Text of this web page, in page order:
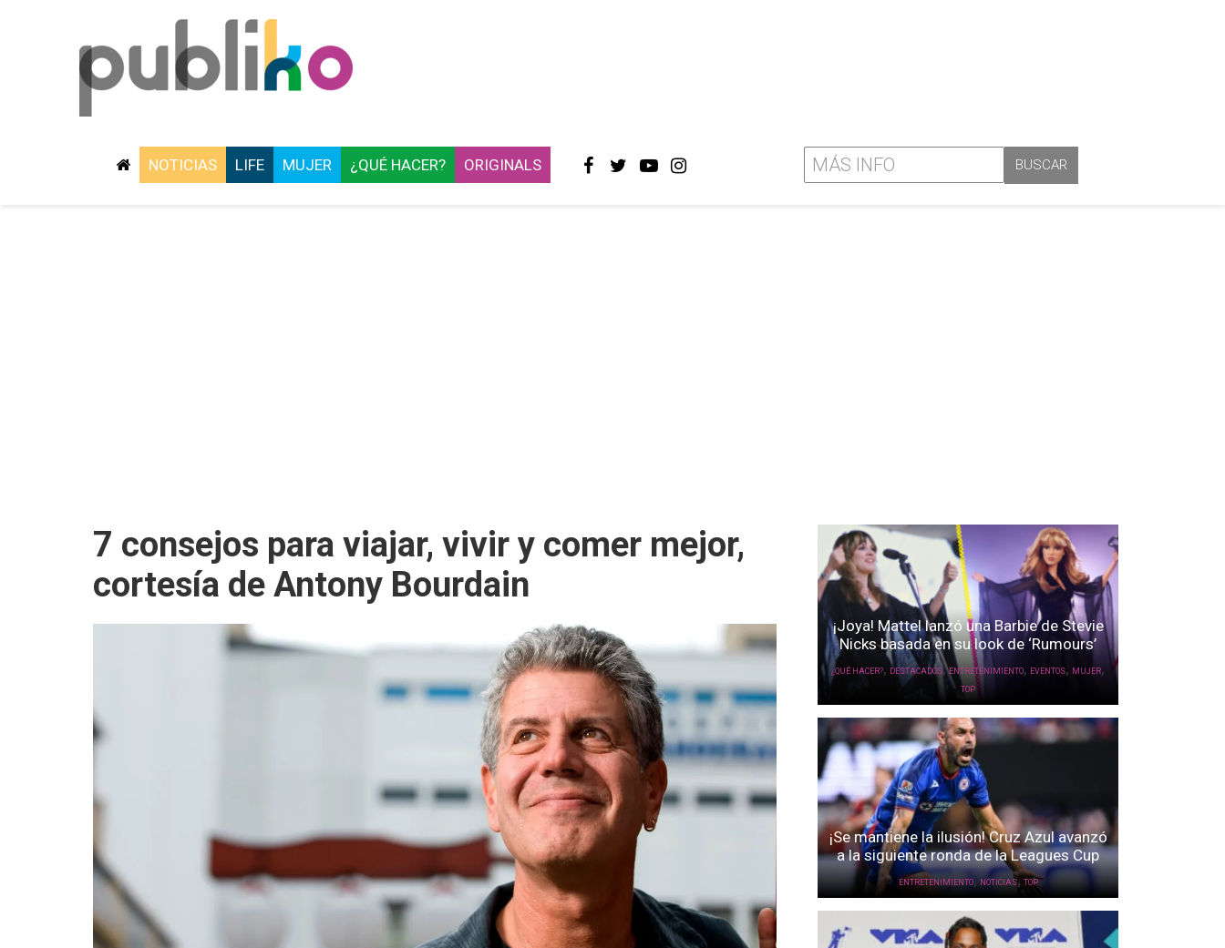
NOTICIAS LIFE MUJER ¿QUÉ HACER? ORIGINALS
7 consejos para viajar, vivir y comer mejor,
cortesía de Antony Bourdain
¡Joya! Mattel lanzó una Barbie de Stevie
Nicks basada en su look de ‘Rumours’
¿QUÉ HACER?, DESTACADOS ,ENTRETENIMIENTO, EVENTOS, MUJER,
TOP
¡Se mantiene la ilusión! Cruz Azul avanzó
a la siguiente ronda de la Leagues Cup
ENTRETENIMIENTO, NOTICIAS, TOP